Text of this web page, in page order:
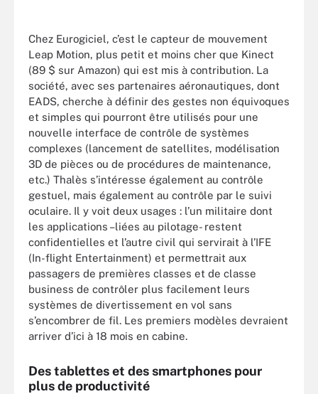
Chez Eurogiciel, c’est le capteur de mouvement
Leap Motion, plus petit et moins cher que Kinect
(89 $ sur Amazon) qui est mis à contribution. La
société, avec ses partenaires aéronautiques, dont
EADS, cherche à définir des gestes non équivoques
et simples qui pourront être utilisés pour une
nouvelle interface de contrôle de systèmes
complexes (lancement de satellites, modélisation
3D de pièces ou de procédures de maintenance,
etc.) Thalès s’intéresse également au contrôle
gestuel, mais également au contrôle par le suivi
oculaire. Il y voit deux usages : l’un militaire dont
les applications –liées au pilotage- restent
confidentielles et l’autre civil qui servirait à l’IFE
(In-flight Entertainment) et permettrait aux
passagers de premières classes et de classe
business de contrôler plus facilement leurs
systèmes de divertissement en vol sans
s’encombrer de fil. Les premiers modèles devraient
arriver d’ici à 18 mois en cabine.
Des tablettes et des smartphones pour
plus de productivité